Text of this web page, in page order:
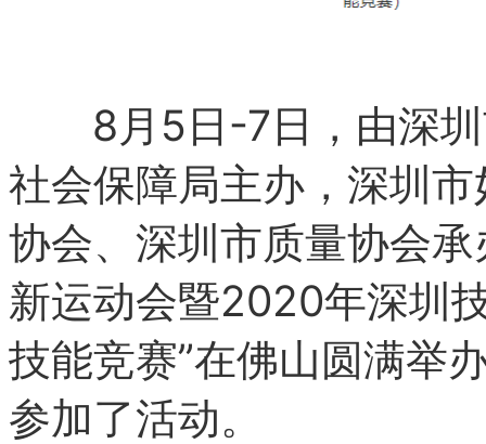
8月5日-7日，由深
社会保障局主办，深圳
协会、深圳市质量协会
新运动会暨2020年深圳
技能竞赛”在佛山圆满举
参加了活动。